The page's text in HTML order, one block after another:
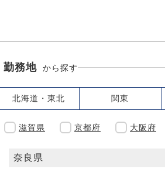
勤務地 から探す
北海道・東北 関東
滋賀県 京都府 大阪府
奈良県